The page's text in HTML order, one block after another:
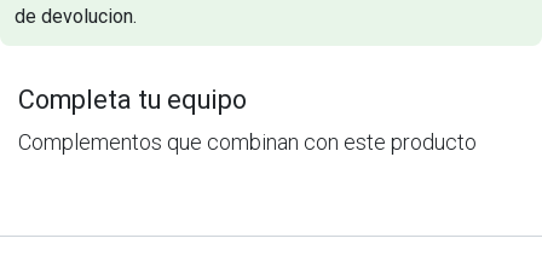
de devolucion.
Completa tu equipo
Complementos que combinan con este producto